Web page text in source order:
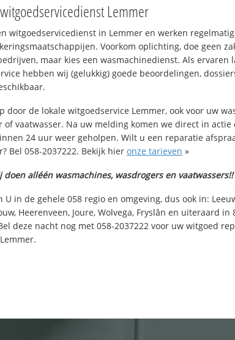
Lemmer
witgoedservicedienst in Lemmer en werken
Voorkom oplichting, doe geen
maar kies een wasmachinedienst. Als ervaren
hebben wij (gelukkig) goede beoordelingen,
door de lokale witgoedservice Lemmer, ook voor uw
of vaatwasser. Na uw melding komen we direct in actie
24 uur weer geholpen. Wilt u een reparatie
Bel 058-2037222. Bekijk hier onze tarieven »
doen alléén wasmachines, wasdrogers en vaatwassers!!
U in de gehele 058 regio en omgeving, dus ook in:
Heerenveen, Joure, Wolvega, Fryslân en uiteraard in
deze nacht nog met 058-2037222 voor uw witgoed